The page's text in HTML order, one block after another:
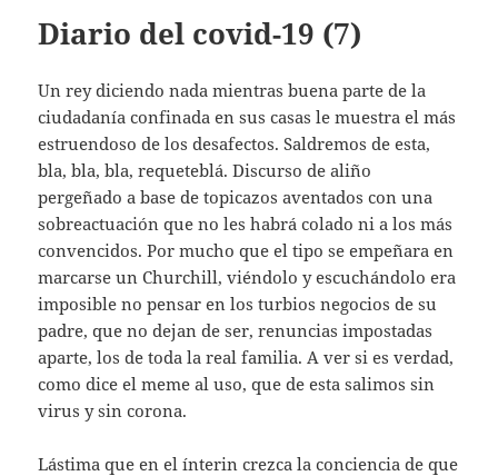
Diario del covid-19 (7)
Un rey diciendo nada mientras buena parte de la
ciudadanía confinada en sus casas le muestra el más
estruendoso de los desafectos. Saldremos de esta,
bla, bla, bla, requeteblá. Discurso de aliño
pergeñado a base de topicazos aventados con una
sobreactuación que no les habrá colado ni a los más
convencidos. Por mucho que el tipo se empeñara en
marcarse un Churchill, viéndolo y escuchándolo era
imposible no pensar en los turbios negocios de su
padre, que no dejan de ser, renuncias impostadas
aparte, los de toda la real familia. A ver si es verdad,
como dice el meme al uso, que de esta salimos sin
virus y sin corona.
Lástima que en el ínterin crezca la conciencia de que